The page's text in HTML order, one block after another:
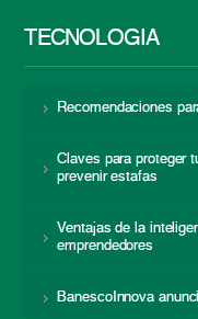
TECNOLOGÍA
Recomendaciones
Claves para proteger
prevenir estafas
Ventajas de la
emprendedores
BanescoInnova